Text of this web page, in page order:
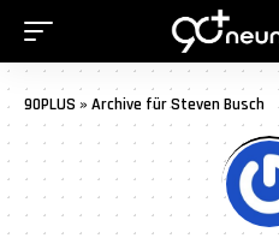
90PLUS » Archive für Steven Busch